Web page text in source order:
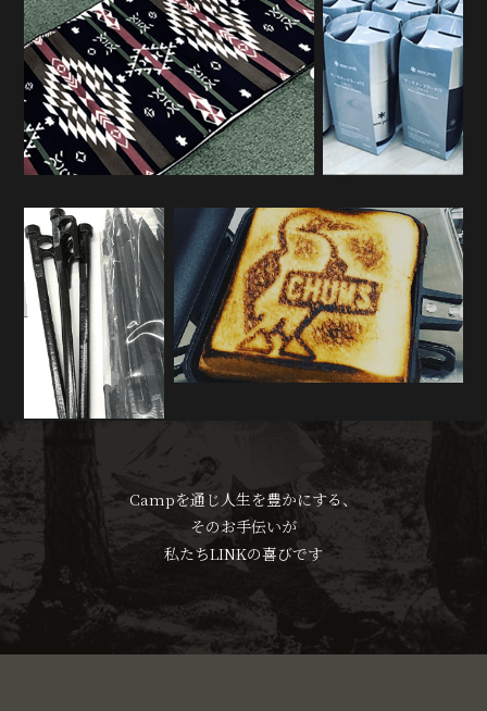
Campを通じ人生を豊かにする、
そのお手伝いが
私たちLINKの喜びです